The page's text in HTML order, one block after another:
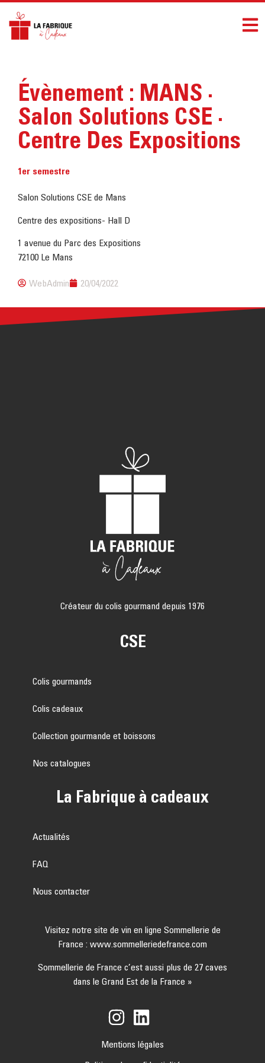
Évènement : MANS ·
Salon Solutions CSE ·
Centre Des Expositions
1er semestre
Salon Solutions CSE de Mans
Centre des expositions- Hall D
1 avenue du Parc des Expositions
72100 Le Mans
WebAdmin 20/04/2022
Créateur du colis gourmand depuis 1976
CSE
Colis gourmands
Colis cadeaux
Collection gourmande et boissons
Nos catalogues
La Fabrique à cadeaux
Actualités
FAQ
Nous contacter
Visitez notre site de vin en ligne Sommellerie de
France : www.sommelleriedefrance.com
Sommellerie de France c’est aussi plus de 27 caves
dans le Grand Est de la France »
Mentions légales